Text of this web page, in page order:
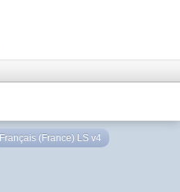
Français (France) LS v4